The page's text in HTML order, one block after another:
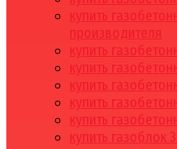
купить
производителя
купить
купить
купить
купить
купить
купить газоблок